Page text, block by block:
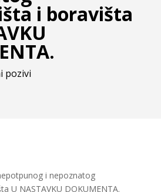
i boravišta
pozivi
i nepoznatog
U NASTAVKU DOKUMENTA.